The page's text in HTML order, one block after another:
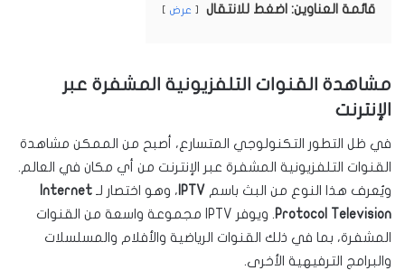
قائمة العناوين: اضغط للانتقال عرض
مشاهدة القنوات التلفزيونية المشفرة عبر
الإنترنت
في ظل التطور التكنولوجي المتسارع، أصبح من الممكن مشاهدة
القنوات التلفزيونية المشفرة عبر الإنترنت من أي مكان في العالم.
ويُعرف هذا النوع من البث باسم IPTV ، وهو اختصار لـ Internet
Protocol Television
. ويوفر IPTV مجموعة واسعة من القنوات
المشفرة، بما في ذلك القنوات الرياضية والأفلام والمسلسلات
والبرامج الترفيهية الأخرى.